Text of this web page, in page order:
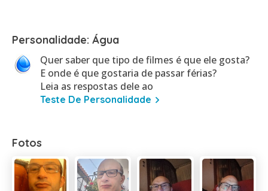
Personalidade: Água
Quer saber que tipo de filmes é que ele gosta?
E onde é que gostaria de passar férias?
Leia as respostas dele ao
Teste De Personalidade
Fotos